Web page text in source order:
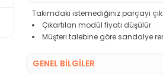
Takımdaki istemediğiniz parçayı
Çıkartılan modül fiyatı düşülür.
Müşteri talebine göre sandalye
GENEL BİLGİLER